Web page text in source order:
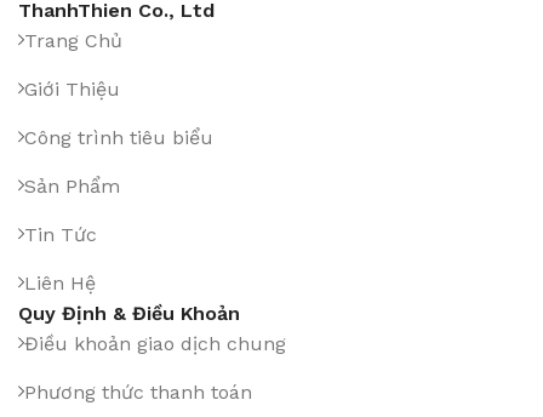
ThanhThien Co., Ltd
Trang Chủ
Giới Thiệu
Công trình tiêu biểu
Sản Phẩm
Tin Tức
Liên Hệ
Quy Định & Điều Khoản
Điều khoản giao dịch chung
Phương thức thanh toán